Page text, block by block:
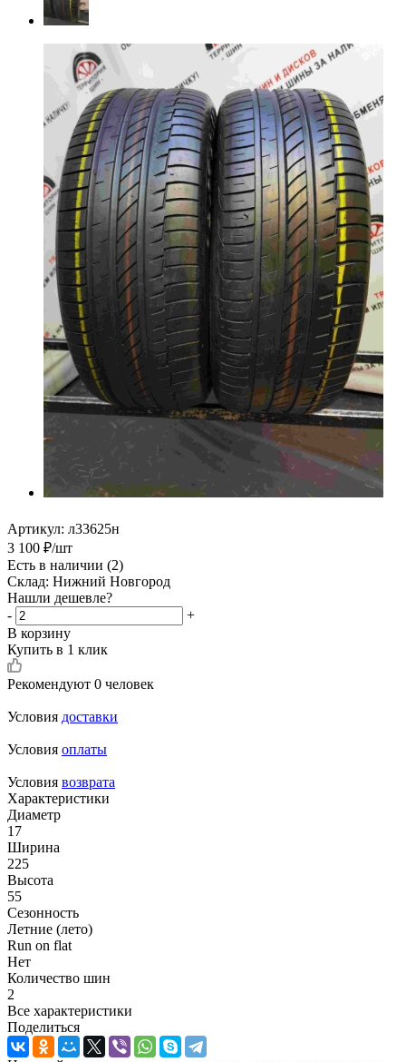
Артикул: л33625н
3 100 ₽/шт
Есть в наличии (2)
Склад: Нижний Новгород
Нашли дешевле?
-
+
В корзину
Купить в 1 клик
Рекомендуют 0 человек
Условия доставки
Условия оплаты
Условия возврата
Характеристики
Диаметр
17
Ширина
225
Высота
55
Сезонность
Летние (лето)
Run on flat
Нет
Количество шин
2
Все характеристики
Поделиться